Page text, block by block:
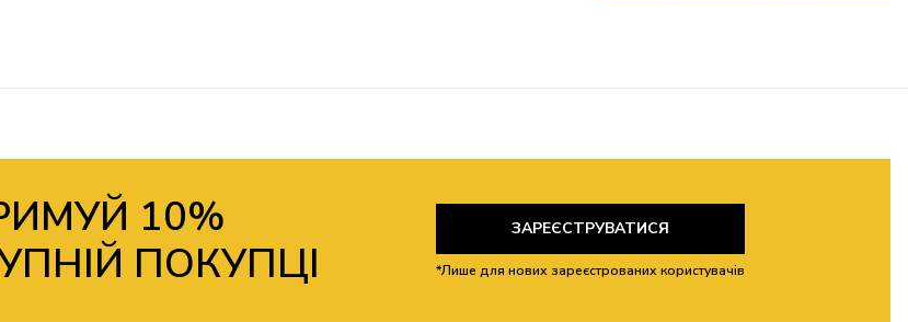
10%
ПОКУПЦІ
ЗАРЕЄСТРУВАТИСЯ
*Лише для нових зареєстрованих користувачів